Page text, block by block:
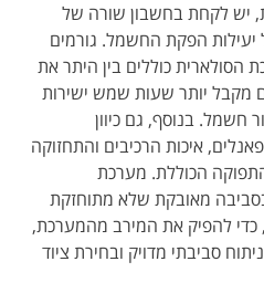
יש לקחת בחשבון שורה של
הפקת החשמל. גורמים
כוללים בין היתר את
מקבל יותר שעות שמש ישירות
חשמל. בנוסף, גם כיוון
איכות הרכיבים והתחזוקה
הכוללת. מערכת
מאובקת שלא מתוחזקת
כדי להפיק את המירב מהמערכת,
סביבתי מדויק ובחירת ציוד